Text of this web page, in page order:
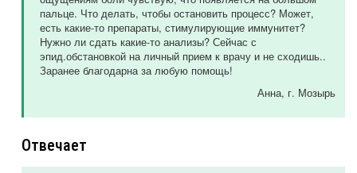
пальце. Что делать, чтобы остановить процесс? Может,
есть какие-то препараты, стимулирующие иммунитет?
Нужно ли сдать какие-то анализы? Сейчас с
эпид.обстановкой на личный прием к врачу и не сходишь..
Заранее благодарна за любую помощь!
Анна, г. Мозырь
Отвечает